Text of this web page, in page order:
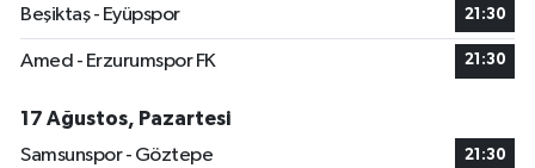
Beşiktaş - Eyüpspor 21:30
Amed - Erzurumspor FK 21:30
17 Ağustos, Pazartesi
Samsunspor - Göztepe
21:30